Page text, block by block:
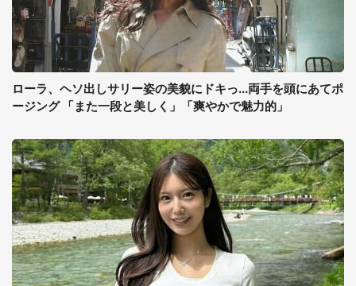
ローラ、ヘソ出しサリー姿の美貌にドキっ...両手を頭にあてポ
ージング 「また一段と美しく」「爽やかで魅力的」